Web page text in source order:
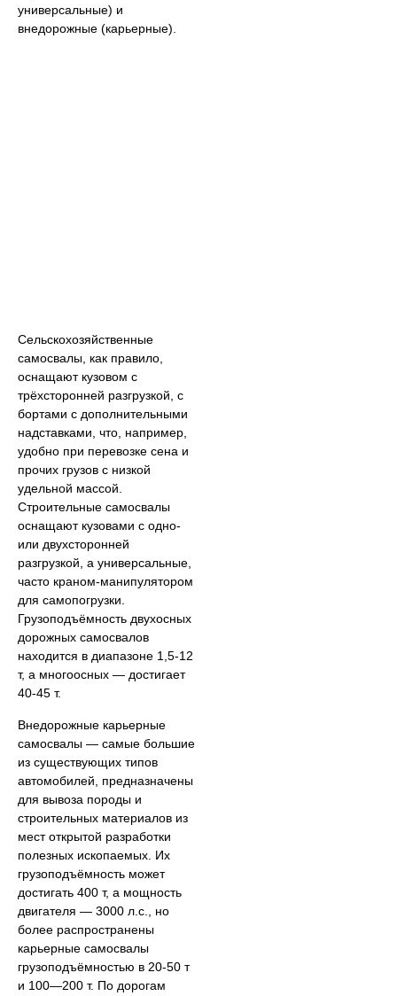
универсальные) и
внедорожные (карьерные).
Сельскохозяйственные
самосвалы, как правило,
оснащают кузовом с
трёхсторонней разгрузкой, с
бортами с дополнительными
надставками, что, например,
удобно при перевозке сена и
прочих грузов с низкой
удельной массой.
Строительные самосвалы
оснащают кузовами с одно-
или двухсторонней
разгрузкой, а универсальные,
часто краном-манипулятором
для самопогрузки.
Грузоподъёмность двухосных
дорожных самосвалов
находится в диапазоне 1,5-12
т, а многоосных — достигает
40-45 т.
Внедорожные карьерные
самосвалы — самые большие
из существующих типов
автомобилей, предназначены
для вывоза породы и
строительных материалов из
мест открытой разработки
полезных ископаемых. Их
грузоподъёмность может
достигать 400 т, а мощность
двигателя — 3000 л.с., но
более распространены
карьерные самосвалы
грузоподъёмностью в 20-50 т
и 100—200 т. По дорогам